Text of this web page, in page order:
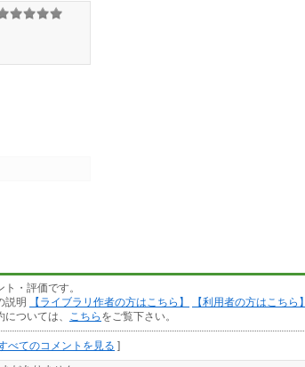
・評価です。
説明
【ライブラリ作者の方はこちら】
【利用者の方はこちら】
ついては、
こちら をご覧下さい。
べてのコメントを見る ]